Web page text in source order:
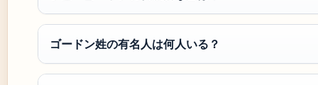
ゴードン姓の有名人は何人いる？